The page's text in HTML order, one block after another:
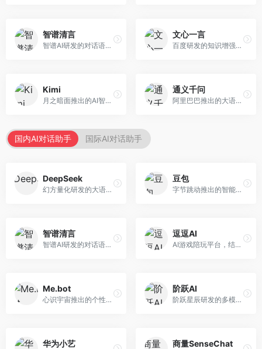
智谱清言
智谱AI研发的对话语言模型，支持中英双语交互。面向中文用户和开发者，提供知识问答、代码编写、文档解读等服务，开源生态完善，学术研究背景深厚。
文心一言
百度研发的知识增强大语言模型，深度融合百度知识图谱和搜索能力。面向中文用户，提供知识问答、文本创作、逻辑推理等服务，中文语境理解准确，知识覆盖面广。
Kimi
月之暗面推出的AI智能助手，核心优势在于超长文本处理能力，支持20万字以上文档分析。面向学术研究者、职场人士和内容创作者，提供文档解读、PPT生成、联网搜索等综合服务。
通义千问
阿里巴巴推出的大语言模型平台，提供对话问答、文档处理、图像理解、代码编写等全方位AI服务。面向企业用户和个人开发者，集成阿里云生态，支持多模态交互，企业级安全保障。
国内AI对话助手 国际AI对话助手
DeepSeek
幻方量化研发的大语言模型平台，专注于深度推理和代码生成能力。面向开发者、研究人员和技术爱好者，提供强大的逻辑推理和数学计算功能，开源生态完善，API接口友好。
豆包
字节跳动推出的智能对话助手平台，提供文本创作、知识问答、英语学习等多种AI服务。面向普通用户和内容创作者，支持多轮对话和文件解析，免费使用，响应速度快，中文理解能力强。
智谱清言
智谱AI研发的对话语言模型，支持中英双语交互。面向中文用户和开发者，提供知识问答、代码编写、文档解读等服务，开源生态完善，学术研究背景深厚。
逗逗AI
AI游戏陪玩平台，结合游戏理解和自然语言交互技术。面向游戏玩家，提供游戏攻略、陪玩互动、社交聊天等服务，游戏知识丰富，互动体验有趣。
Me.bot
心识宇宙推出的个性化AI伴侣，专注于情感交互和个人助理服务。面向个人用户，支持日程管理、情感陪伴、知识问答等功能，交互体验人性化。
阶跃AI
阶跃星辰研发的多模态大模型平台，支持文本、图像、视频的综合理解与生成。面向创作者和企业客户，提供内容创作、智能分析等服务，多模态能力突出。
华为小艺 商量SenseChat